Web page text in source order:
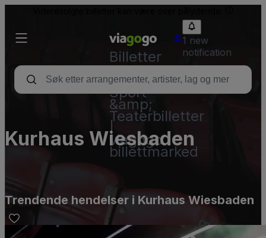
Billetter
–
Konsert,
Sport
&amp;
Teaterbilletter
|
viagogo
billettmarked
1 new
notification
Kurhaus Wiesbaden
Trendende hendelser i Kurhaus Wiesbaden